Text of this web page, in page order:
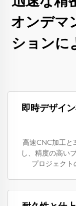
オンデマ
ションに
即時デザイ
高速CNC加工と
し、精度の高い
プロジェクト